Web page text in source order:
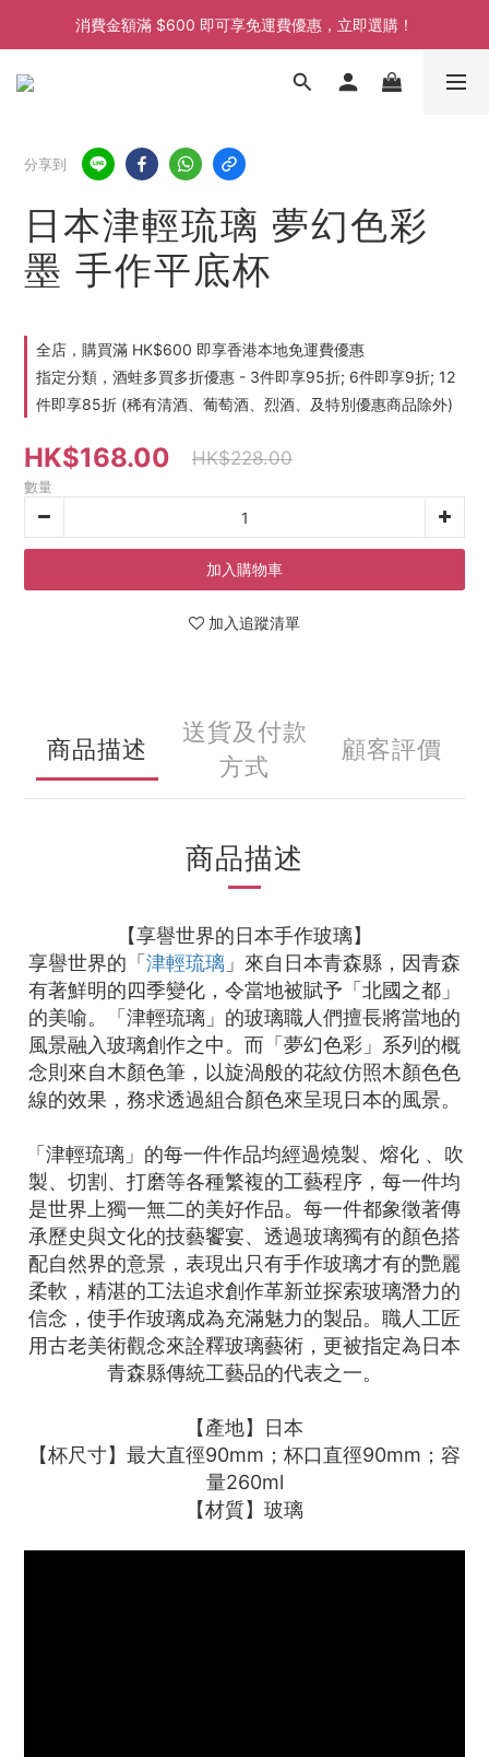
消費金額滿 $600 即可享免運費優惠，立即選購！
消費金額滿 $600 即可享免運費優惠，立即選購！
消費金額滿 $600 即可享免運費優惠，立即選購！
分享到
日本津輕琉璃 夢幻色彩
墨 手作平底杯
全店，購買滿 HK$600 即享香港本地免運費優惠
指定分類，酒蛙多買多折優惠 - 3件即享95折; 6件即享9折; 12
件即享85折 (稀有清酒、葡萄酒、烈酒、及特別優惠商品除外)
HK$168.00 HK$228.00
數量
加入購物車
加入追蹤清單
商品描述
送貨及付款
方式
顧客評價
商品描述
【享譽世界的日本手作玻璃】
享譽世界的「 津輕琉璃 」來自日本青森縣，因青森
有著鮮明的四季變化，令當地被賦予「北國之都」
的美喻。「津輕琉璃」的玻璃職人們擅長將當地的
風景融入玻璃創作之中。而「夢幻色彩」系列的概
念則來自木顏色筆，以旋渦般的花紋仿照木顏色色
線的效果，務求透過組合顏色來呈現日本的風景。
「津輕琉璃」的每一件作品均經過燒製、熔化 、吹
製、切割、打磨等各種繁複的工藝程序，每一件均
是世界上獨一無二的美好作品。每一件都象徵著傳
承歷史與文化的技藝饗宴、透過玻璃獨有的顏色搭
配自然界的意景，表現出只有手作玻璃才有的艷麗
柔軟，精湛的工法追求創作革新並探索玻璃潛力的
信念，使手作玻璃成為充滿魅力的製品。職人工匠
用古老美術觀念來詮釋玻璃藝術，更被指定為日本
青森縣傳統工藝品的代表之一。
【產地】日本
【杯尺寸】最大直徑90mm；杯口直徑90mm；容
量260ml
【材質】玻璃